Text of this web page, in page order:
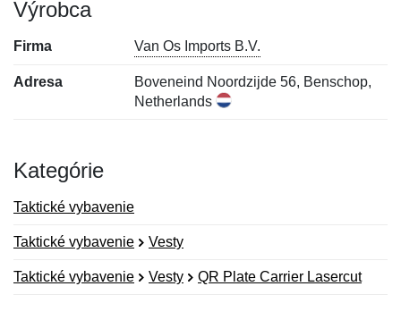
Výrobca
Firma Van Os Imports B.V.
Adresa
Boveneind Noordzijde 56, Benschop,
Netherlands
Kategórie
Taktické vybavenie
Taktické vybavenie Vesty
Taktické vybavenie Vesty QR Plate Carrier Lasercut